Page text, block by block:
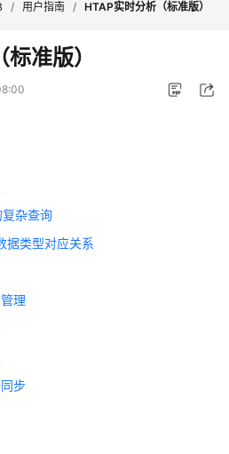
/ 用户指南 / HTAP实时分析（标准版）
准版）
杂查询
据类型对应关系
理
步